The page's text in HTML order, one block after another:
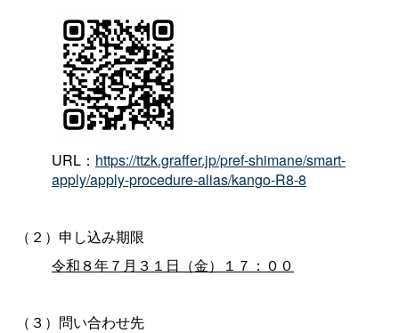
URL： https://ttzk.graffer.jp/pref-shimane/smart-
apply/apply-procedure-alias/kango-R8-8
（２）申し込み期限
令和８年７月３１日（金）１７：００
（３）問い合わせ先